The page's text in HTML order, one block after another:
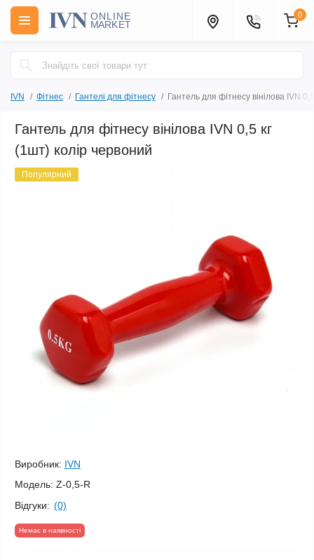
0
IVN Фітнес Гантелі для фітнесу Гантель для фітнесу вінілова IVN
Гантель для фітнесу вінілова IVN 0,5 кг
(1шт) колір червоний
Популярний
Виробник: IVN
Модель: Z-0,5-R
Відгуки: (0)
Немає в наявності